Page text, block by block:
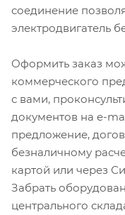
соединение
электродвигатель
Оформить заказ
коммерческого
с вами,
документов на e-
предложение,
безналичному
картой или через
Забрать
центрального